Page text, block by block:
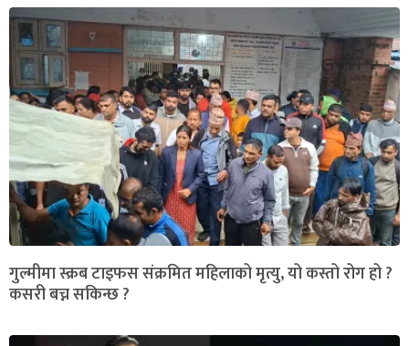
गुल्मीमा स्क्रब टाइफस संक्रमित महिलाको मृत्यु, यो कस्तो रोग हो ?
कसरी बच्न सकिन्छ ?